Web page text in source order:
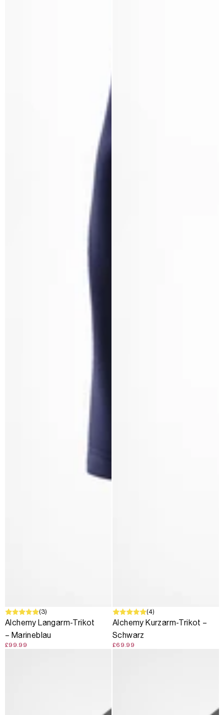
(3)
Alchemy Langarm-Trikot
– Marineblau
£99.99
(4)
Alchemy Kurzarm-Trikot –
Schwarz
£69.99